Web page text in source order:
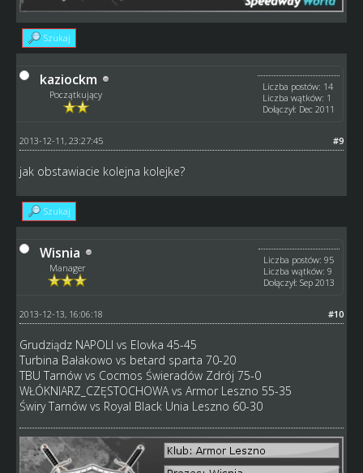
Szukaj
kaziockm
Początkujący
Liczba postów: 14
Liczba wątków: 1
Dołączył: Dec 2011
#9
2013-12-11, 23:27:45
jak obstawiacie kolejna kolejke?
Szukaj
Wisnia
Manager
Liczba postów: 95
Liczba wątków: 9
Dołączył: Sep 2013
#10
2013-12-13, 16:06:18
Grudziądz NAPOLI vs Elovka 45-45
Turbina Bałakowo vs betard sparta 70-20
TBU Tarnów vs Cocmos Świeradów Zdrój 75-0
WŁÓKNIARZ_CZĘSTOCHOWA vs Armor Leszno 55-35
Świry Tarnów vs Royal Black Unia Leszno 60-30